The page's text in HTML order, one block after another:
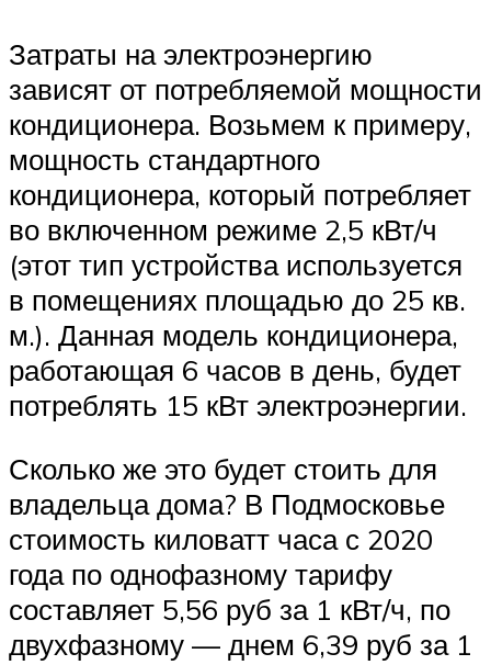
Затраты на электроэнергию
зависят от потребляемой мощности
кондиционера. Возьмем к примеру,
мощность стандартного
кондиционера, который потребляет
во включенном режиме 2,5 кВт/ч
(этот тип устройства используется
в помещениях площадью до 25 кв.
м.). Данная модель кондиционера,
работающая 6 часов в день, будет
потреблять 15 кВт электроэнергии.
Сколько же это будет стоить для
владельца дома? В Подмосковье
стоимость киловатт часа с 2020
года по однофазному тарифу
составляет 5,56 руб за 1 кВт/ч, по
двухфазному — днем 6,39 руб за 1